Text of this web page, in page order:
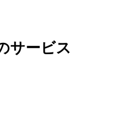
サービス